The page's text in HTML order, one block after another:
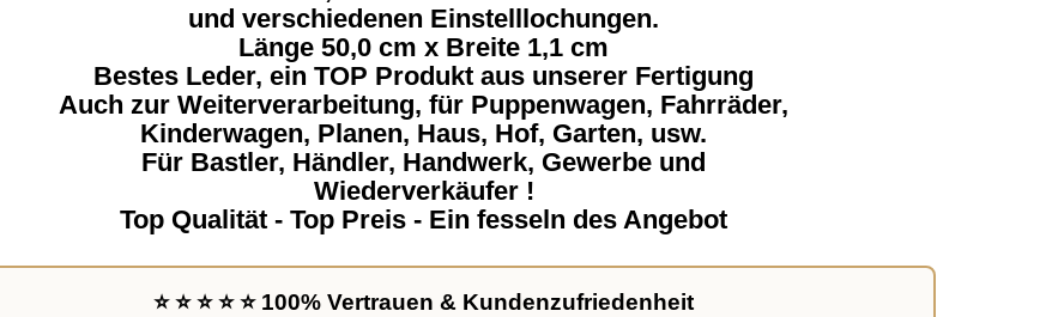
und verschiedenen Einstelllochungen.
Länge 50,0 cm x Breite 1,1 cm
Bestes Leder, ein TOP Produkt aus unserer Fertigung
Auch zur Weiterverarbeitung, für Puppenwagen, Fahrräder,
Kinderwagen, Planen, Haus, Hof, Garten, usw.
Für Bastler, Händler, Handwerk, Gewerbe und
Wiederverkäufer !
Top Qualität - Top Preis - Ein fesseln des Angebot
⭐ ⭐ ⭐ ⭐ ⭐ 100% Vertrauen & Kundenzufriedenheit